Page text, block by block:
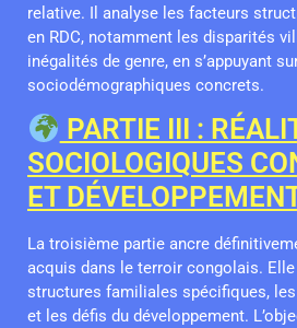
relative. Il analyse les facteurs
en RDC, notamment les disparités
inégalités de genre, en s’appuyant
sociodémographiques concrets.
PARTIE III :
SOCIOLOGIQUES
ET
La troisième partie ancre
acquis dans le terroir congolais.
structures familiales spécifiques,
et les défis du développement.